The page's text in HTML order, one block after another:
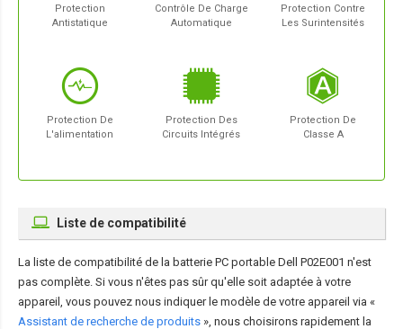
Protection
Antistatique
Contrôle De Charge
Automatique
Protection Contre
Les Surintensités
Protection De
L'alimentation
Protection Des
Circuits Intégrés
Protection De
Classe A
Liste de compatibilité
La liste de compatibilité de la batterie PC portable Dell P02E001 n'est
pas complète. Si vous n'êtes pas sûr qu'elle soit adaptée à votre
appareil, vous pouvez nous indiquer le modèle de votre appareil via «
Assistant de recherche de produits », nous choisirons rapidement la